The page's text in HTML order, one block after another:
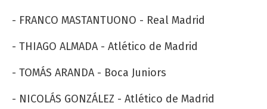
- FRANCO MASTANTUONO - Real Madrid
- THIAGO ALMADA - Atlético de Madrid
- TOMÁS ARANDA - Boca Juniors
- NICOLÁS GONZÁLEZ - Atlético de Madrid